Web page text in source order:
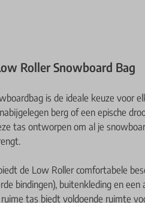
Roller Snowboard Bag
is de ideale keuze voor
berg of een epische
tas ontworpen om al je
de Low Roller comfortabele
bindingen), buitenkleding en
tas biedt voldoende ruimte